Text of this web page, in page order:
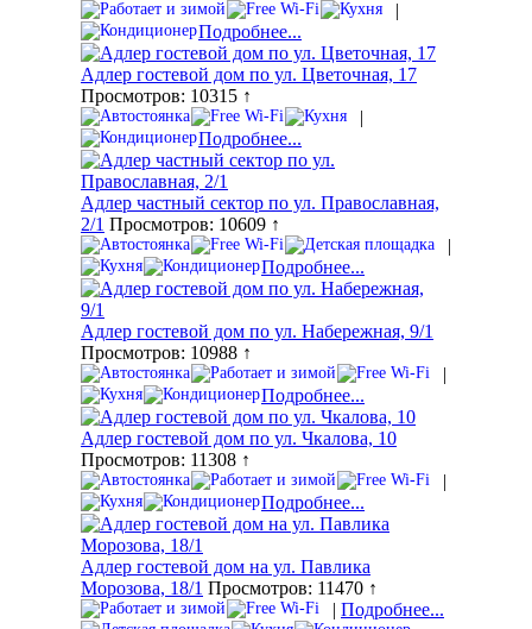
|
Подробнее...
Адлер гостевой дом по ул. Цветочная, 17
Просмотров: 10315 ↑
|
Подробнее...
Адлер частный сектор по ул. Православная,
2/1 Просмотров: 10609 ↑
|
Подробнее...
Адлер гостевой дом по ул. Набережная, 9/1
Просмотров: 10988 ↑
|
Подробнее...
Адлер гостевой дом по ул. Чкалова, 10
Просмотров: 11308 ↑
|
Подробнее...
Адлер гостевой дом на ул. Павлика
Морозова, 18/1 Просмотров: 11470 ↑
| Подробнее...